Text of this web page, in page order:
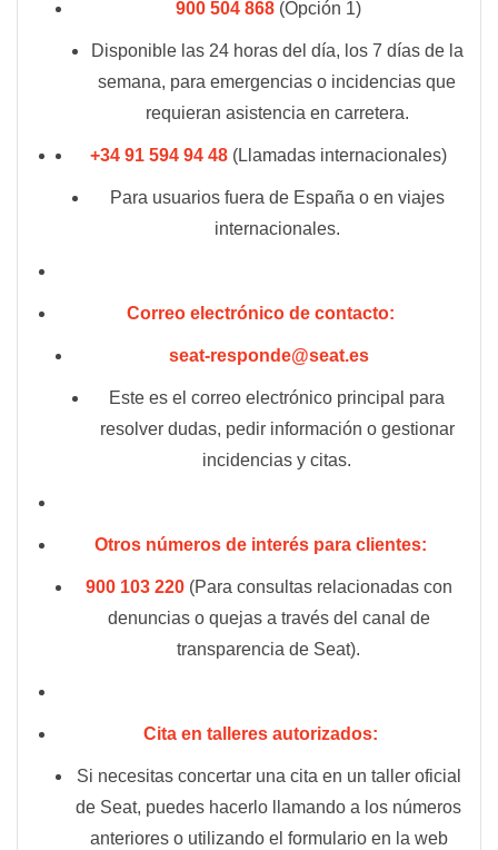
900 504 868 (Opción 1)
Disponible las 24 horas del día, los 7 días de la
semana, para emergencias o incidencias que
requieran asistencia en carretera​.
+34 91 594 94 48 (Llamadas internacionales)
Para usuarios fuera de España o en viajes
internacionales​.
Correo electrónico de contacto:
seat-responde@seat.es
Este es el correo electrónico principal para
resolver dudas, pedir información o gestionar
incidencias y citas​.
Otros números de interés para clientes:
900 103 220(Para consultas relacionadas con
denuncias o quejas a través del canal de
transparencia de Seat)​.
Cita en talleres autorizados:
Si necesitas concertar una cita en un taller oficial
de Seat, puedes hacerlo llamando a los números
anteriores o utilizando el formulario en la web